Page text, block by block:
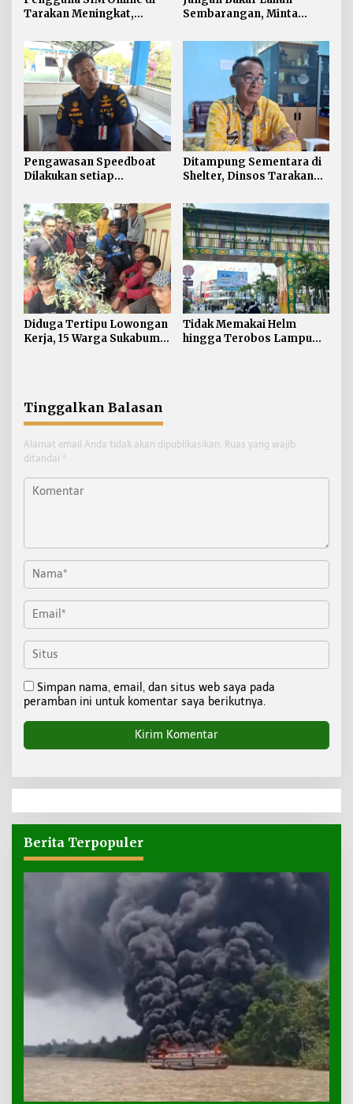
Tarakan Meningkat,
Paling Banyak
Sembarangan, Minta
Pengawasan Speedboat
Dilakukan setiap
Acuan Laik Laut
Ditampung Sementara di
Shelter, Dinsos Tarakan
Pekerja Asal Jawa Barat
Diduga Tertipu Lowongan
Kerja, 15 Warga Sukabumi
Tidak Memakai Helm
hingga Terobos Lampu
Tinggalkan Balasan
Alamat email Anda tidak akan dipublikasikan. Ruas yang wajib
ditandai *
Simpan nama, email, dan situs web saya pada
peramban ini untuk komentar saya berikutnya.
Berita Terpopuler